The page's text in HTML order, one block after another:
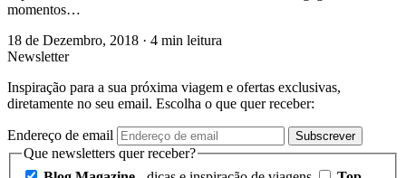
momentos…
18 de Dezembro, 2018 · 4 min leitura
Newsletter
Inspiração para a sua próxima viagem e ofertas exclusivas,
diretamente no seu email. Escolha o que quer receber:
Endereço de email Subscrever
Que newsletters quer receber?